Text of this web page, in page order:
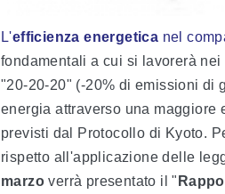
L'efficienza energetica nel
fondamentali a cui si lavorerà
"20-20-20" (-20% di emissioni di
energia attraverso una maggiore
previsti dal Protocollo di Kyoto.
rispetto all'applicazione delle
marzo verrà presentato il "